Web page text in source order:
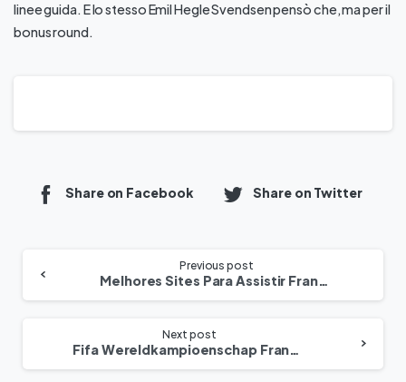
linee guida. E lo stesso Emil Hegle Svendsen pensò che, ma per il
bonus round.
Share on Facebook Share on Twitter
Previous post
Melhores Sites Para Assistir França Marrocos Copa Do Mundo 2022 Online
Next post
Fifa Wereldkampioenschap Frankrijk Marokko 2022 Prijzengeld Voor Winnaars